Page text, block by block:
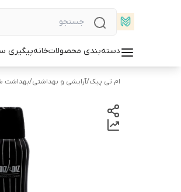
دسته‌بندی محصولاتخانهپیگیری
ام تی پیک/آرایشی و بهداشتی/